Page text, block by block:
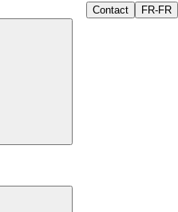
Contact FR-FR